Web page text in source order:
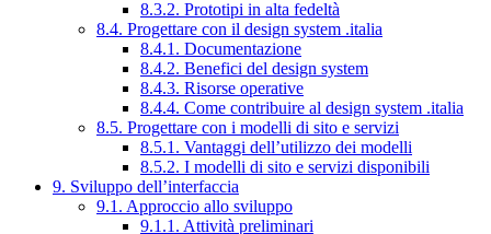
8.3.2. Prototipi in alta fedeltà
8.4. Progettare con il design system .italia
8.4.1. Documentazione
8.4.2. Benefici del design system
8.4.3. Risorse operative
8.4.4. Come contribuire al design system .italia
8.5. Progettare con i modelli di sito e servizi
8.5.1. Vantaggi dell’utilizzo dei modelli
8.5.2. I modelli di sito e servizi disponibili
9. Sviluppo dell’interfaccia
9.1. Approccio allo sviluppo
9.1.1. Attività preliminari